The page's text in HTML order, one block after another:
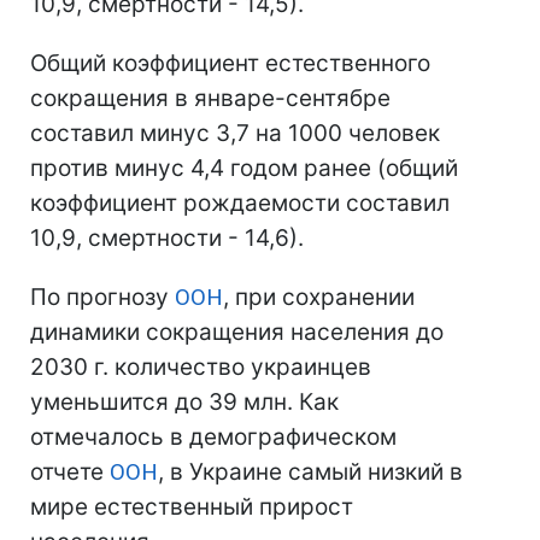
Общий коэффициент естественного
сокращения в январе-сентябре
составил минус 3,7 на 1000 человек
против минус 4,4 годом ранее (общий
коэффициент рождаемости составил
10,9, смертности - 14,6).
По прогнозу ООН, при сохранении
динамики сокращения населения до
2030 г. количество украинцев
уменьшится до 39 млн. Как
отмечалось в демографическом
отчете ООН, в Украине самый низкий в
мире естественный прирост